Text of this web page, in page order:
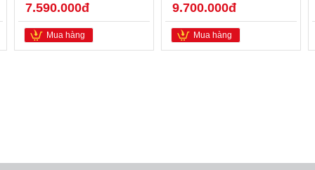
7.590.000đ
Mua hàng
9.700.000đ
Mua hàng